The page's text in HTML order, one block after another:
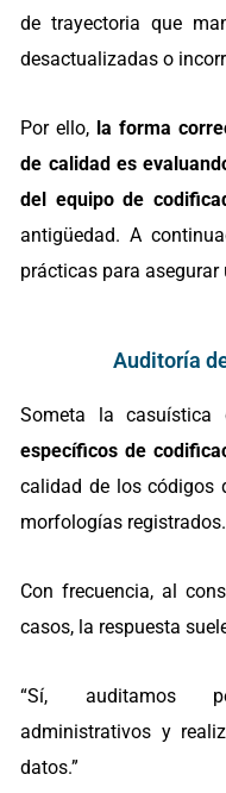
de trayectoria que
desactualizadas o
Por ello, la forma
de calidad es
del equipo de
antigüedad. A
prácticas para
Auditoría
Someta la
específicos de
calidad de los códigos
morfologías registrados.
Con frecuencia, al
casos, la respuesta
“Sí, auditamos
administrativos y
datos.”